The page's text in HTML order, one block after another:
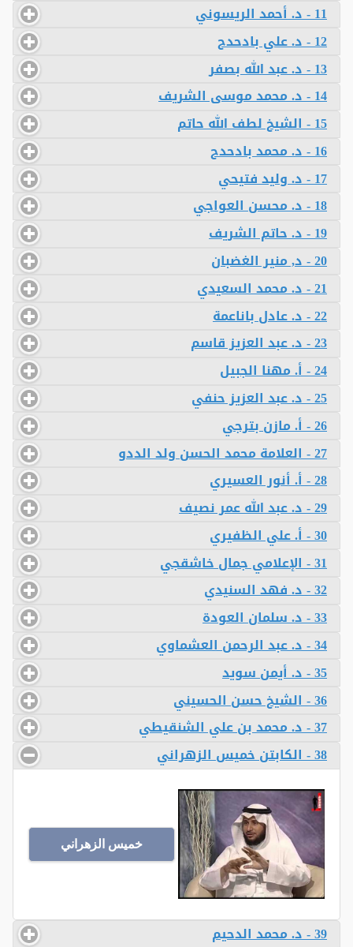
11 - د. أحمد الريسوني
12 - د. علي بادحدح
13 - د. عبد الله بصفر
14 - د. محمد موسى الشريف
15 - الشيخ لطف الله حاتم
16 - د. محمد بادحدح
17 - د. وليد فتيحي
18 - د. محسن العواجي
19 - د. حاتم الشريف
20 - د, منير الغضبان
21 - د. محمد السعيدي
22 - د. عادل باناعمة
23 - د. عبد العزيز قاسم
24 - أ. مهنا الجبيل
25 - د. عبد العزيز حنفي
26 - أ. مازن بترجي
27 - العلامة محمد الحسن ولد الددو
28 - أ. أنور العسيري
29 - د. عبد الله عمر نصيف
30 - أ. علي الظفيري
31 - الإعلامي جمال خاشقجي
32 - د. فهد السنيدي
33 - د. سلمان العودة
34 - د. عبد الرحمن العشماوي
35 - د. أيمن سويد
36 - الشيخ حسن الحسيني
37 - د. محمد بن علي الشنقيطي
38 - الكابتن خميس الزهراني
خميس الزهراني
39 - د. محمد الدحيم